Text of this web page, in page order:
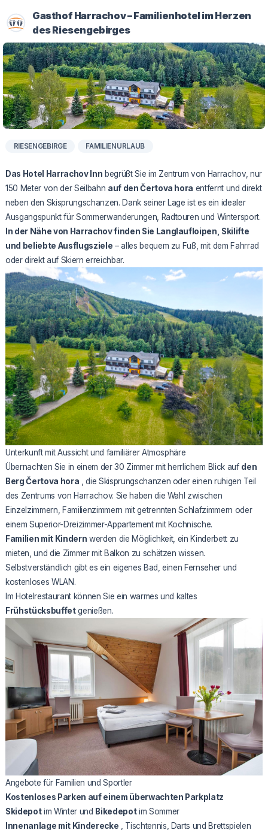
Gasthof Harrachov – Familienhotel im Herzen
des Riesengebirges
RIESENGEBIRGE FAMILIENURLAUB
Das Hotel Harrachov Inn begrüßt Sie im Zentrum von Harrachov, nur
150 Meter von der Seilbahn auf den Čertova hora entfernt und direkt
neben den Skisprungschanzen. Dank seiner Lage ist es ein idealer
Ausgangspunkt für Sommerwanderungen, Radtouren und Wintersport.
In der Nähe von Harrachov finden Sie Langlaufloipen, Skilifte
und beliebte Ausflugsziele – alles bequem zu Fuß, mit dem Fahrrad
oder direkt auf Skiern erreichbar.
Unterkunft mit Aussicht und familiärer Atmosphäre
Übernachten Sie in einem der 30 Zimmer mit herrlichem Blick auf den
Berg Čertova hora , die Skisprungschanzen oder einen ruhigen Teil
des Zentrums von Harrachov. Sie haben die Wahl zwischen
Einzelzimmern, Familienzimmern mit getrennten Schlafzimmern oder
einem Superior-Dreizimmer-Appartement mit Kochnische.
Familien mit Kindern werden die Möglichkeit, ein Kinderbett zu
mieten, und die Zimmer mit Balkon zu schätzen wissen.
Selbstverständlich gibt es ein eigenes Bad, einen Fernseher und
kostenloses WLAN.
Im Hotelrestaurant können Sie ein warmes und kaltes
Frühstücksbuffetgenießen.
Angebote für Familien und Sportler
Kostenloses Parken auf einem überwachten Parkplatz
Skidepotim Winter und Bikedepotim Sommer
Innenanlage mit Kinderecke , Tischtennis, Darts und Brettspielen